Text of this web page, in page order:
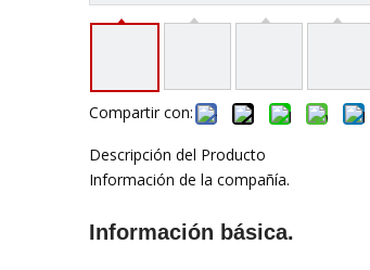
Compartir con:
Descripción del Producto
Información de la compañía.
Información básica.